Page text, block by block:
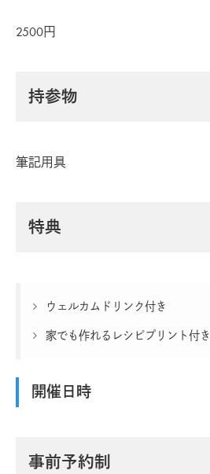
2500円
持参物
筆記用具
特典
ウェルカムドリンク付き
家でも作れるレシピプリント付き
開催日時
事前予約制